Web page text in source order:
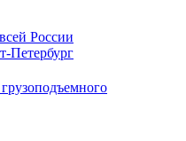
России
Петербург